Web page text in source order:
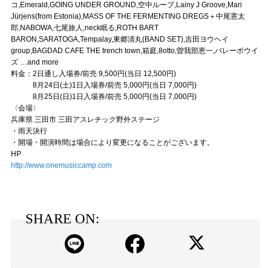
コ,Emerald,GOING UNDER GROUND,空中ループ,Lainy J Groove,Mari
Jürjens(from Estonia),MASS OF THE FERMENTING DREGS＋中尾憲太
郎,NABOWA,七尾旅人,neck眠る,ROTH BART
BARON,SARATOGA,Tempalay,東郷清丸(BAND SET),吉田ヨウヘイ
group,BAGDAD CAFE THE trench town,箱庭,8otto,曽我部恵一,バレーボウイ
ズ …and more
料金：2日通し入場券/前売 9,500円(当日 12,500円)
8月24日(土)1日入場券/前売 5,000円(当日 7,000円)
8月25日(日)1日入場券/前売 5,000円(当日 7,000円)
〈会場〉
兵庫県 三田市 三田アスレチック野外ステージ
・雨天決行
・開場・開演時間は場合により変更になることがございます。
HP
http://www.onemusiccamp.com
SHARE ON: